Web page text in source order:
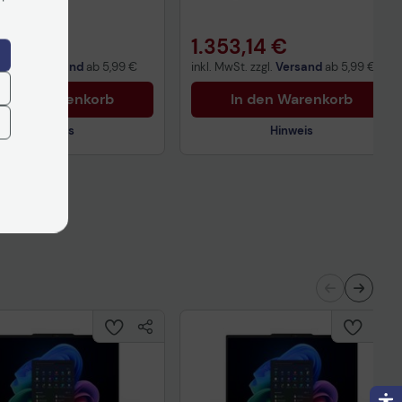
€
zzgl. Versand ab 5,99 €
In den Warenkorb
Hinweis
1.353,14 €
inkl. MwSt. zzgl. Versand ab 5,99 €
In den Warenkorb
Hinweis